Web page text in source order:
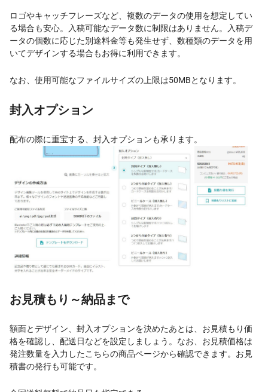
ロゴやキャッチフレーズなど、複数のデータの使用を想定してい
る場合も安心。入稿可能なデータ数に制限はありません。入稿デ
ータの個数に応じた別途料金等も発生せず、数種類のデータを用
いてデザインする場合もお得に利用できます。
なお、使用可能なファイルサイズの上限は50MBとなります。
封入オプション
配布の際に重宝する、封入オプションも承ります。
お見積もり～納品まで
額面とデザイン、封入オプションを決めたあとは、お見積もり価
格を確認し、配送日などを設定しましょう。なお、お見積価格は
発注数量を入力したこちらの商品ページから確認できます。お見
積書の発行も可能です。